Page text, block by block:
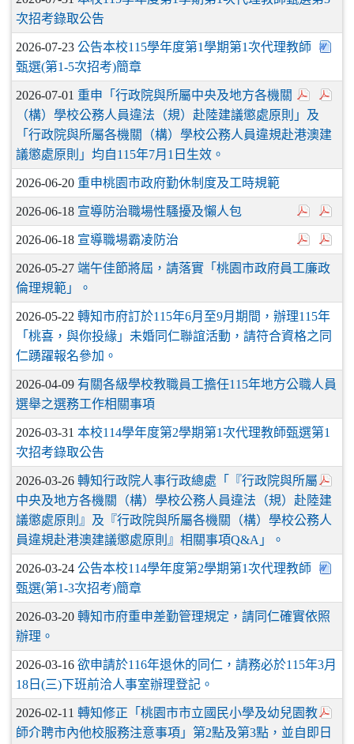
次招考錄取公告
2026-07-23 公告本校115學年度第1學期第1次代理教師
甄選(第1-5次招考)簡章
2026-07-01 重申「行政院與所屬中央及地方各機關
（構）學校公務人員違法（規）赴陸建議懲處原則」及
「行政院與所屬各機關（構）學校公務人員違規赴港澳建
議懲處原則」均自115年7月1日生效。
2026-06-20 重申桃園市政府勤休制度及工時規範
2026-06-18 宣導防治職場性騷擾及懶人包
2026-06-18 宣導職場霸凌防治
2026-05-27 端午佳節將屆，請落實「桃園市政府員工廉政
倫理規範」。
2026-05-22 轉知市府訂於115年6月至9月期間，辦理115年
「桃喜，與你投緣」未婚同仁聯誼活動，請符合資格之同
仁踴躍報名參加。
2026-04-09 有關各級學校教職員工擔任115年地方公職人員
選舉之選務工作相關事項
2026-03-31 本校114學年度第2學期第1次代理教師甄選第1
次招考錄取公告
2026-03-26 轉知行政院人事行政總處「『行政院與所屬
中央及地方各機關（構）學校公務人員違法（規）赴陸建
議懲處原則』及『行政院與所屬各機關（構）學校公務人
員違規赴港澳建議懲處原則』相關事項Q&A」。
2026-03-24 公告本校114學年度第2學期第1次代理教師
甄選(第1-3次招考)簡章
2026-03-20 轉知市府重申差勤管理規定，請同仁確實依照
辦理。
2026-03-16 欲申請於116年退休的同仁，請務必於115年3月
18日(三)下班前洽人事室辦理登記。
2026-02-11 轉知修正「桃園市市立國民小學及幼兒園教
師介聘市內他校服務注意事項」第2點及第3點，並自即日